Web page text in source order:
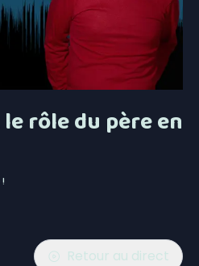
rôle du père en
Retour au direct